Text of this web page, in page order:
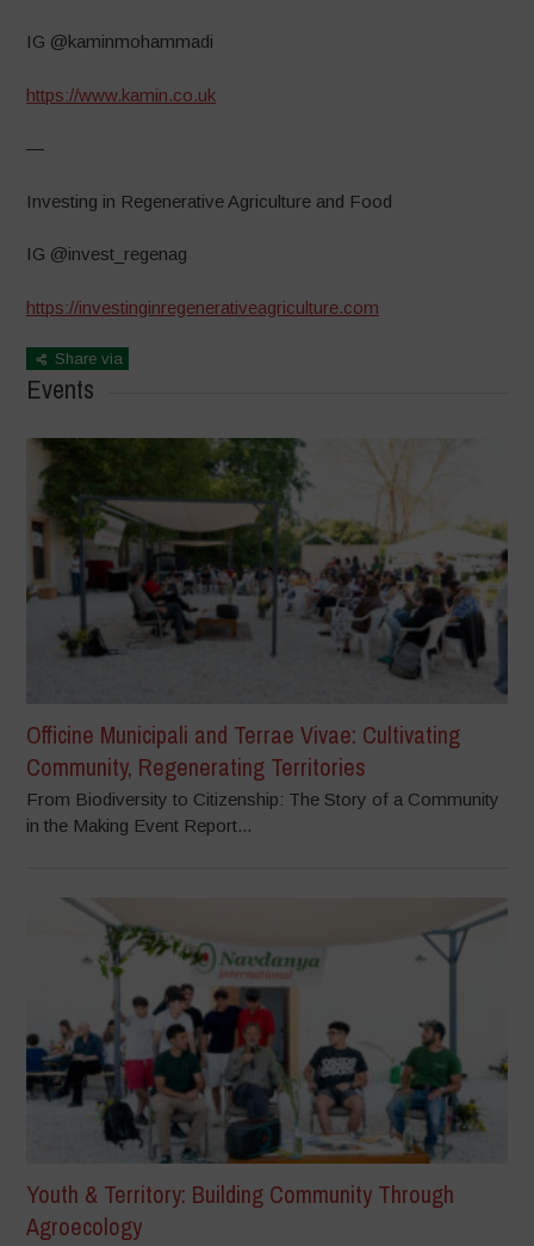
IG @kaminmohammadi
https://www.kamin.co.uk
—
Investing in Regenerative Agriculture and Food
IG @invest_regenag
https://investinginregenerativeagriculture.com
Share via
Events
Officine Municipali and Terrae Vivae: Cultivating
Community, Regenerating Territories
From Biodiversity to Citizenship: The Story of a Community
in the Making Event Report...
Youth & Territory: Building Community Through
Agroecology